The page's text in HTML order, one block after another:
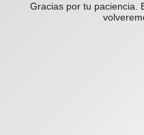
Gracias por tu paciencia.